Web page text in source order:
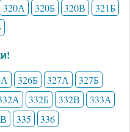
320А 320Б 320В
321Б
326Б 327А
327Б
332Б 332В
333А
335 336